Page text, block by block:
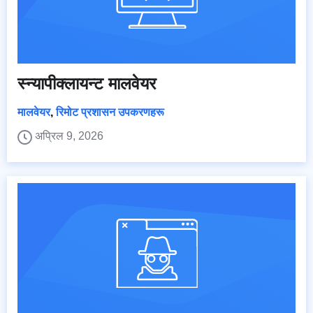
स्न्यापीक्लायन्ट मालवेयर
मालवेयर,रिमोट प्रशासन उपकरणहरू
अप्रिल 9, 2026